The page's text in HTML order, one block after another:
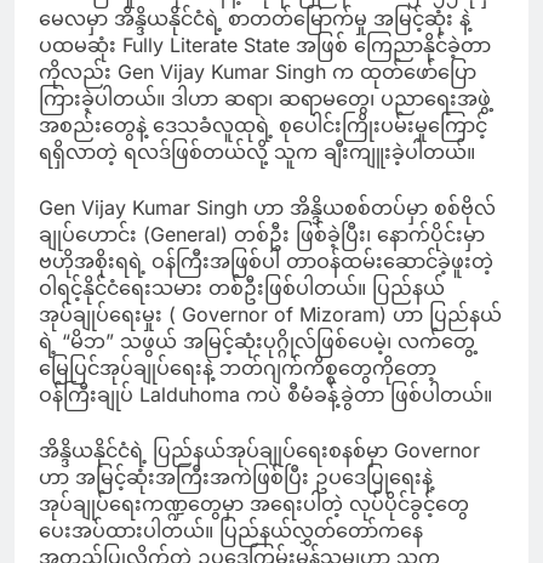
မေလမှာ အိန္ဒိယနိုင်ငံရဲ့ စာတတ်မြောက်မှု အမြင့်ဆုံး နဲ့
ပထမဆုံး Fully Literate State အဖြစ် ကြေညာနိုင်ခဲ့တာ
ကိုလည်း Gen Vijay Kumar Singh က ထုတ်ဖော်ပြော
ကြားခဲ့ပါတယ်။ ဒါဟာ ဆရာ၊ ဆရာမတွေ၊ ပညာရေးအဖွဲ့
အစည်းတွေနဲ့ ဒေသခံလူထုရဲ့ စုပေါင်းကြိုးပမ်းမှုကြောင့်
ရရှိလာတဲ့ ရလဒ်ဖြစ်တယ်လို့ သူက ချီးကျူးခဲ့ပါတယ်။
Gen Vijay Kumar Singh ဟာ အိန္ဒိယစစ်တပ်မှာ စစ်ဗိုလ်
ချုပ်ဟောင်း (General) တစ်ဦး ဖြစ်ခဲ့ပြီး၊ နောက်ပိုင်းမှာ
ဗဟိုအစိုးရရဲ့ ဝန်ကြီးအဖြစ်ပါ တာဝန်ထမ်းဆောင်ခဲ့ဖူးတဲ့
ဝါရင့်နိုင်ငံရေးသမား တစ်ဦးဖြစ်ပါတယ်။ ပြည်နယ်
အုပ်ချုပ်ရေးမှုး ( Governor of Mizoram) ဟာ ပြည်နယ်
ရဲ့ “မိဘ” သဖွယ် အမြင့်ဆုံးပုဂ္ဂိုလ်ဖြစ်ပေမဲ့၊ လက်တွေ့
မြေပြင်အုပ်ချုပ်ရေးနဲ့ ဘတ်ဂျက်ကိစ္စတွေကိုတော့
ဝန်ကြီးချုပ် Lalduhoma ကပဲ စီမံခန့်ခွဲတာ ဖြစ်ပါတယ်။
အိန္ဒိယနိုင်ငံရဲ့ ပြည်နယ်အုပ်ချုပ်ရေးစနစ်မှာ Governor
ဟာ အမြင့်ဆုံးအကြီးအကဲဖြစ်ပြီး ဥပဒေပြုရေးနဲ့
အုပ်ချုပ်ရေးကဏ္ဍတွေမှာ အရေးပါတဲ့ လုပ်ပိုင်ခွင့်တွေ
ပေးအပ်ထားပါတယ်။ ပြည်နယ်လွှတ်တော်ကနေ
အတည်ပြုလိုက်တဲ့ ဥပဒေကြမ်းမှန်သမျှဟာ သူက